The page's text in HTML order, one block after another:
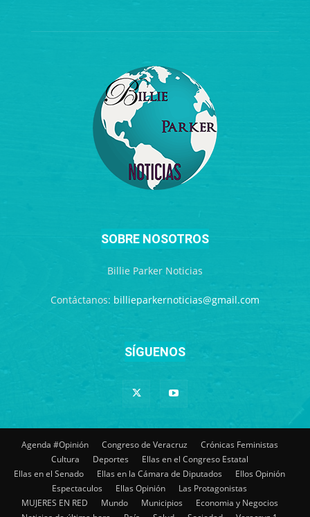
SOBRE NOSOTROS
Billie Parker Noticias
Contáctanos: billieparkernoticias@gmail.com
SÍGUENOS
Agenda #Opinión Congreso de Veracruz
Crónicas Feministas
Cultura
Deportes
Ellas en el Congreso Estatal
Ellas en el Senado
Ellas en la Cámara de Diputados
Ellos Opinión
Espectaculos
Ellas Opinión
Las Protagonistas
MUJERES EN RED
Mundo Municipios
Economia y Negocios